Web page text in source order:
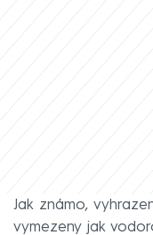
Jak známo,
vymezeny jak